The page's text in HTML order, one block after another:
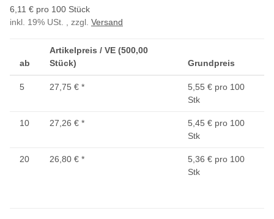
6,11 € pro 100 Stück
inkl. 19% USt. , zzgl. Versand
ab
Artikelpreis / VE (500,00
Stück)
Grundpreis
5 27,75 € *
5,55 € pro 100
Stk
10 27,26 € *
5,45 € pro 100
Stk
20 26,80 € *
5,36 € pro 100
Stk